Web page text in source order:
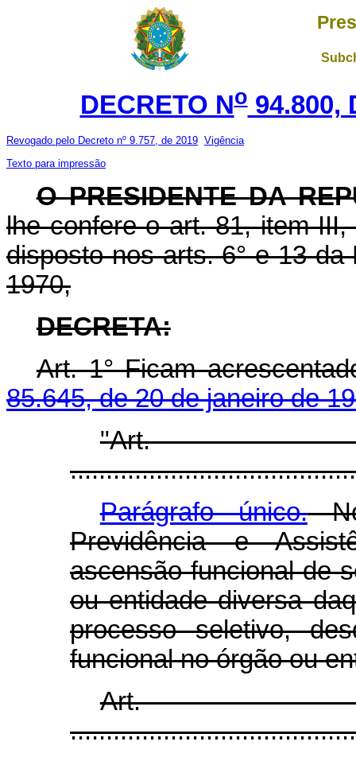
DECRETO No94.800,
Revogado pelo Decreto nº 9.757, de 2019 Vigência
Texto para impressão
O PRESIDENTE DA
lhe confere o art. 81, item
disposto nos arts. 6° e 13
1970,
DECRETA:
Art. 1° Ficam
85.645, de 20 de janeiro de
Parágrafo único.
Previdência e
ascensão funcional de
ou entidade diversa
processo seletivo,
funcional no órgão ou